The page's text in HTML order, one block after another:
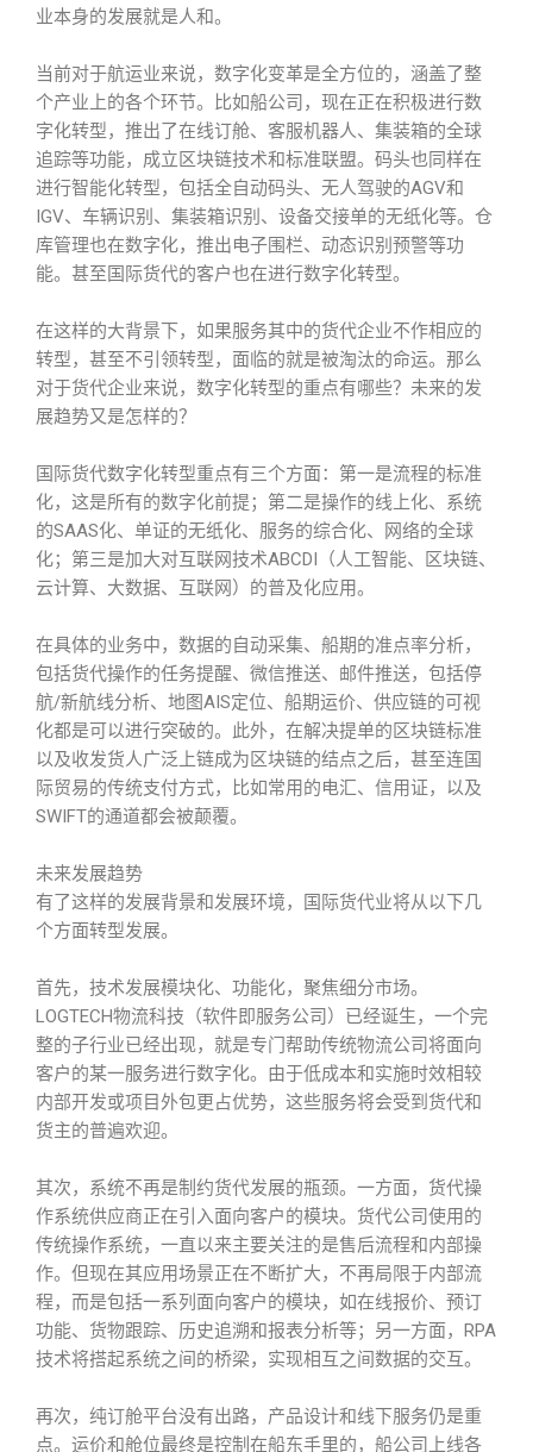
业本身的发展就是人和。
当前对于航运业来说，数字化变革是全方位的，涵盖了整
个产业上的各个环节。比如船公司，现在正在积极进行数
字化转型，推出了在线订舱、客服机器人、集装箱的全球
追踪等功能，成立区块链技术和标准联盟。码头也同样在
进行智能化转型，包括全自动码头、无人驾驶的AGV和
IGV、车辆识别、集装箱识别、设备交接单的无纸化等。仓
库管理也在数字化，推出电子围栏、动态识别预警等功
能。甚至国际货代的客户也在进行数字化转型。
在这样的大背景下，如果服务其中的货代企业不作相应的
转型，甚至不引领转型，面临的就是被淘汰的命运。那么
对于货代企业来说，数字化转型的重点有哪些？未来的发
展趋势又是怎样的？
国际货代数字化转型重点有三个方面：第一是流程的标准
化，这是所有的数字化前提；第二是操作的线上化、系统
的SAAS化、单证的无纸化、服务的综合化、网络的全球
化；第三是加大对互联网技术ABCDI（人工智能、区块链、
云计算、大数据、互联网）的普及化应用。
在具体的业务中，数据的自动采集、船期的准点率分析，
包括货代操作的任务提醒、微信推送、邮件推送，包括停
航/新航线分析、地图AIS定位、船期运价、供应链的可视
化都是可以进行突破的。此外，在解决提单的区块链标准
以及收发货人广泛上链成为区块链的结点之后，甚至连国
际贸易的传统支付方式，比如常用的电汇、信用证，以及
SWIFT的通道都会被颠覆。
未来发展趋势
有了这样的发展背景和发展环境，国际货代业将从以下几
个方面转型发展。
首先，技术发展模块化、功能化，聚焦细分市场。
LOGTECH物流科技（软件即服务公司）已经诞生，一个完
整的子行业已经出现，就是专门帮助传统物流公司将面向
客户的某一服务进行数字化。由于低成本和实施时效相较
内部开发或项目外包更占优势，这些服务将会受到货代和
货主的普遍欢迎。
其次，系统不再是制约货代发展的瓶颈。一方面，货代操
作系统供应商正在引入面向客户的模块。货代公司使用的
传统操作系统，一直以来主要关注的是售后流程和内部操
作。但现在其应用场景正在不断扩大，不再局限于内部流
程，而是包括一系列面向客户的模块，如在线报价、预订
功能、货物跟踪、历史追溯和报表分析等；另一方面，RPA
技术将搭起系统之间的桥梁，实现相互之间数据的交互。
再次，纯订舱平台没有出路，产品设计和线下服务仍是重
点。运价和舱位最终是控制在船东手里的，船公司上线各